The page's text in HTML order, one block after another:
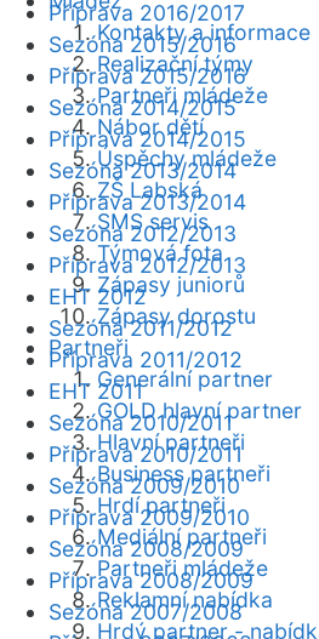
Kontakty a informace
Realizační týmy
Partneři mládeže
Nábor dětí
Úspěchy mládeže
ZŠ Labská
SMS servis
Týmová fota
Zápasy juniorů
Zápasy dorostu
Partneři
Generální partner
GOLD hlavní partner
Hlavní partneři
Business partneři
Hrdí partneři
Mediální partneři
Partneři mládeže
Reklamní nabídka
Hrdý partner -
Příprava 2016/2017
Sezóna 2015/2016
Příprava 2015/2016
Sezóna 2014/2015
Příprava 2014/2015
Sezóna 2013/2014
Příprava 2013/2014
Sezóna 2012/2013
Příprava 2012/2013
EHT 2012
Sezóna 2011/2012
Příprava 2011/2012
EHT 2011
Sezóna 2010/2011
Příprava 2010/2011
Sezóna 2009/2010
Příprava 2009/2010
Sezóna 2008/2009
Příprava 2008/2009
Sezóna 2007/2008